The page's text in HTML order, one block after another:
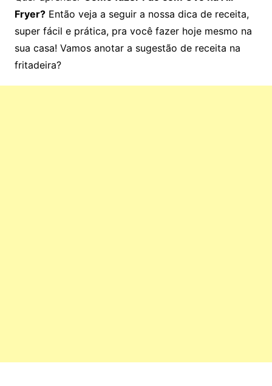
Fryer?Então veja a seguir a nossa dica de receita,
super fácil e prática, pra você fazer hoje mesmo na
sua casa! Vamos anotar a sugestão de receita na
fritadeira?